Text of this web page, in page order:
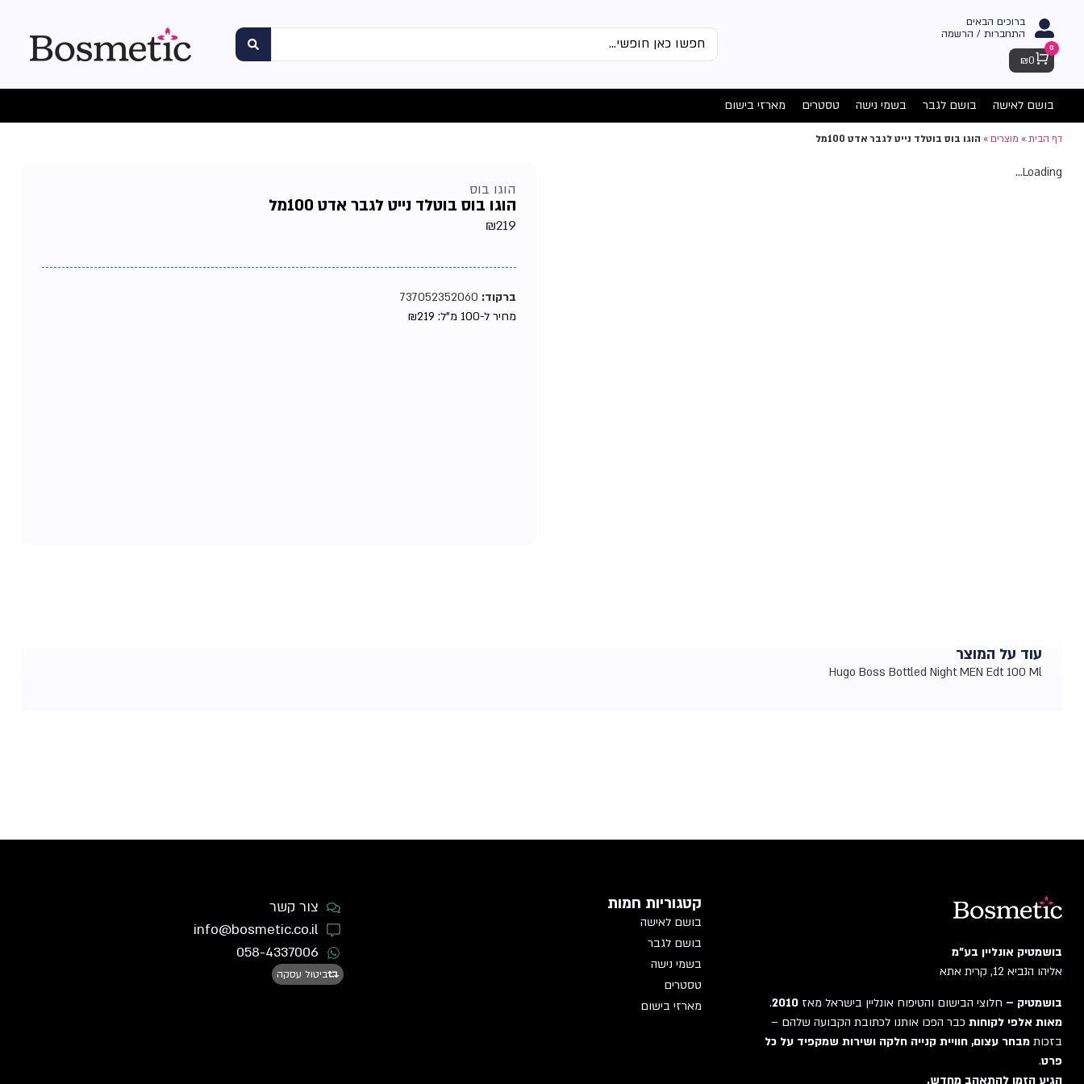
ברוכים הבאים
התחברות / הרשמה
Cart
0
₪0
בושם לאישה בושם לגבר בשמי נישה טסטרים מארזי בישום
דף הבית» מוצרים» הוגו בוס בוטלד נייט לגבר אדט 100מל
Loading...
הוגו בוס
הוגו בוס בוטלד נייט לגבר אדט 100מל
₪219
ברקוד:
מחיר ל-100 מ"ל:
₪219
עוד על המוצר
Hugo Boss Bottled Night MEN Edt 100 Ml
בושמטיק אונליין בע"מ
אליהו הנביא 12, קרית אתא
בושמטיק – חלוצי הבישום והטיפוח אונליין בישראל מאז 2010
.
מאות אלפי לקוחות כבר הפכו אותנו לכתובת הקבועה שלהם –
בזכות מבחר עצום, חוויית קנייה חלקה ושירות שמקפיד על כל
פרט.
הגיע הזמן להתאהב מחדש.
קטגוריות חמות
בושם לאישה
בושם לגבר
בשמי נישה
טסטרים
מארזי בישום
צור קשר
info@bosmetic.co.il
058-4337006
ביטול עסקה